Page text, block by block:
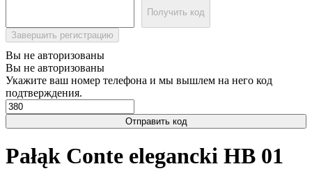
Получить код
Завершить регистрацию
Вы не авторизованы
Вы не авторизованы
Укажите ваш номер телефона и мы вышлем на него код
подтверждения.
Отправить код
Pałąk Conte elegancki HB 01